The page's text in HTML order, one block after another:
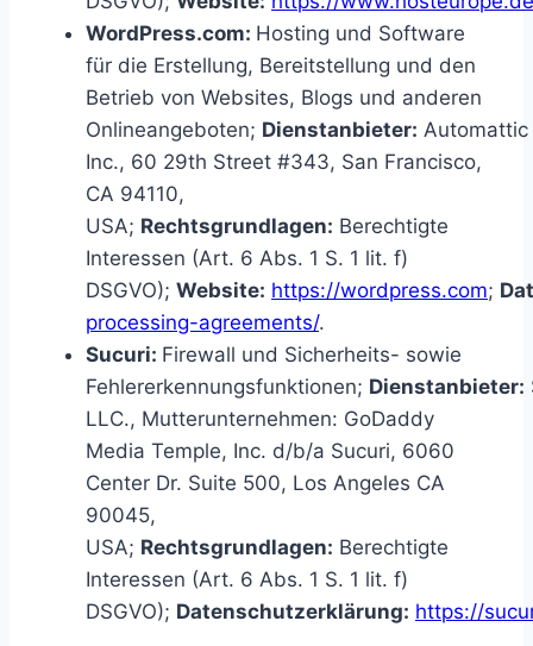
WordPress.com: Hosting und Software
für die Erstellung, Bereitstellung und den
Betrieb von Websites, Blogs und anderen
Onlineangeboten; Dienstanbieter: Automattic
Inc., 60 29th Street #343, San Francisco,
CA 94110,
USA; Rechtsgrundlagen: Berechtigte
Interessen (Art. 6 Abs. 1 S. 1 lit. f)
DSGVO); Website: https://wordpress.com;
processing-agreements/.
Sucuri: Firewall und Sicherheits- sowie
Fehlererkennungsfunktionen; Dienstanbieter:
LLC., Mutterunternehmen: GoDaddy
Media Temple, Inc. d/b/a Sucuri, 6060
Center Dr. Suite 500, Los Angeles CA
90045,
USA; Rechtsgrundlagen: Berechtigte
Interessen (Art. 6 Abs. 1 S. 1 lit. f)
DSGVO); Datenschutzerklärung: https://